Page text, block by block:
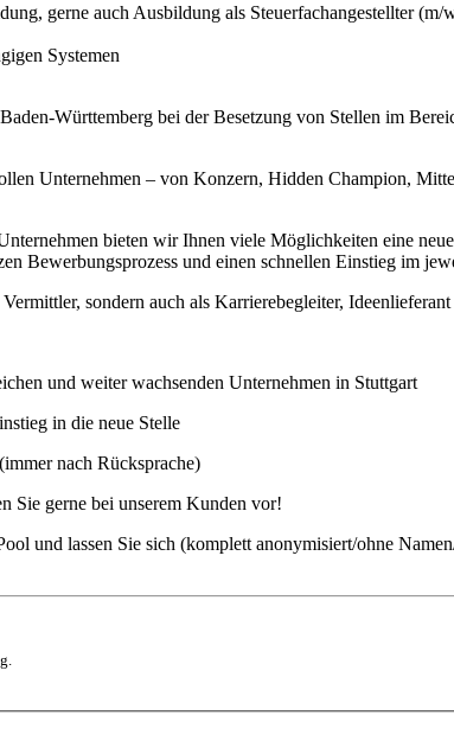
gerne auch Ausbildung als Steuerfachangestellter
Systemen
Württemberg bei der Besetzung von Stellen im
Unternehmen – von Konzern, Hidden Champion,
bieten wir Ihnen viele Möglichkeiten eine
Bewerbungsprozess und einen schnellen Einstieg im
sondern auch als Karrierebegleiter,
und weiter wachsenden Unternehmen in Stuttgart
in die neue Stelle
nach Rücksprache)
Sie gerne bei unserem Kunden vor!
und lassen Sie sich (komplett anonymisiert/ohne